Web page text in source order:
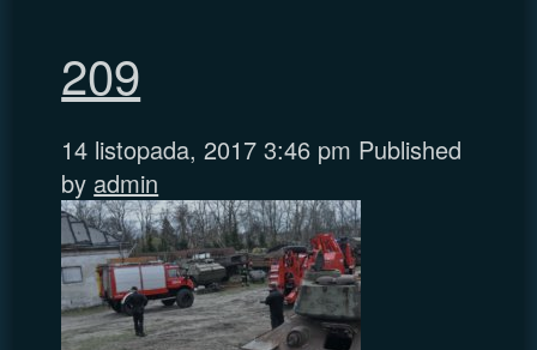
209
14 listopada, 2017 3:46 pm Published
by admin